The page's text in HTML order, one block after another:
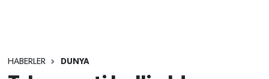
HABERLER DUNYA